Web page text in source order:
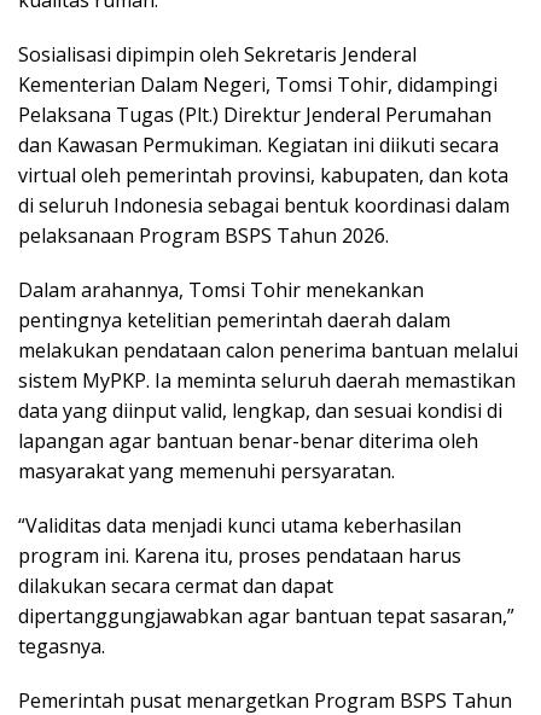
Sosialisasi dipimpin oleh Sekretaris Jenderal
Kementerian Dalam Negeri, Tomsi Tohir, didampingi
Pelaksana Tugas (Plt.) Direktur Jenderal Perumahan
dan Kawasan Permukiman. Kegiatan ini diikuti secara
virtual oleh pemerintah provinsi, kabupaten, dan kota
di seluruh Indonesia sebagai bentuk koordinasi dalam
pelaksanaan Program BSPS Tahun 2026.
Dalam arahannya, Tomsi Tohir menekankan
pentingnya ketelitian pemerintah daerah dalam
melakukan pendataan calon penerima bantuan melalui
sistem MyPKP. Ia meminta seluruh daerah memastikan
data yang diinput valid, lengkap, dan sesuai kondisi di
lapangan agar bantuan benar-benar diterima oleh
masyarakat yang memenuhi persyaratan.
“Validitas data menjadi kunci utama keberhasilan
program ini. Karena itu, proses pendataan harus
dilakukan secara cermat dan dapat
dipertanggungjawabkan agar bantuan tepat sasaran,”
tegasnya.
Pemerintah pusat menargetkan Program BSPS Tahun